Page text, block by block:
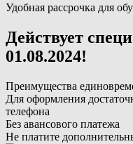
Удобная рассрочка для
Действует
01.08.2024!
Преимущества
Для оформления
телефона
Без авансового платежа
Не платите